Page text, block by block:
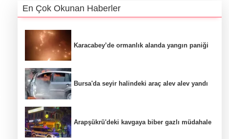
En Çok Okunan Haberler
Karacabey’de ormanlık alanda yangın paniği
Bursa'da seyir halindeki araç alev alev yandı
Arapşükrü'deki kavgaya biber gazlı müdahale